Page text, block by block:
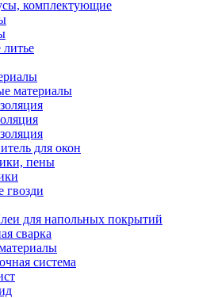
комплектующие
материалы
для окон
пены
гвозди
для напольных покрытий
сварка
система